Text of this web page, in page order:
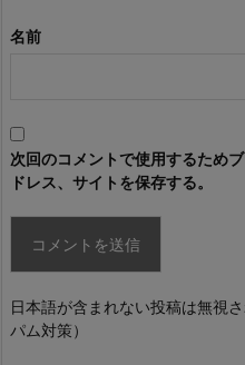
名前
次回のコメントで使用するため
ドレス、サイトを保存する。
日本語が含まれない投稿は無視
パム対策）